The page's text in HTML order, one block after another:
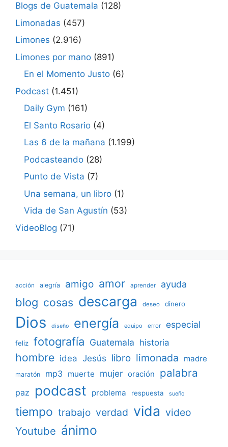
Blogs de Guatemala (128)
Limonadas (457)
Limones (2.916)
Limones por mano (891)
En el Momento Justo (6)
Podcast (1.451)
Daily Gym (161)
El Santo Rosario (4)
Las 6 de la mañana (1.199)
Podcasteando (28)
Punto de Vista (7)
Una semana, un libro (1)
Vida de San Agustín (53)
VideoBlog (71)
acción alegría amigo amor aprender ayuda
blog cosas descarga deseo dinero
Dios diseño energía equipo error especial
feliz fotografía Guatemala historia
hombre idea Jesús libro limonada madre
maratón mp3 muerte mujer oración palabra
paz podcast problema respuesta sueño
tiempo trabajo verdad vida video
Youtube ánimo